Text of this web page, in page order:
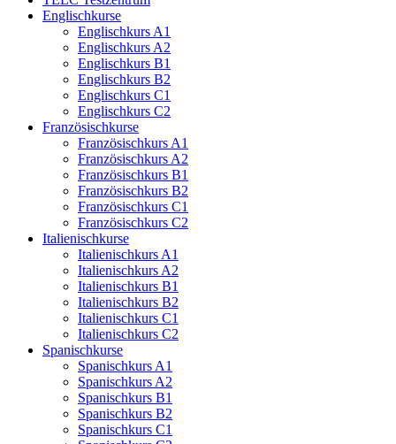
Englischkurse
Englischkurs A1
Englischkurs A2
Englischkurs B1
Englischkurs B2
Englischkurs C1
Englischkurs C2
Französischkurse
Französischkurs A1
Französischkurs A2
Französischkurs B1
Französischkurs B2
Französischkurs C1
Französischkurs C2
Italienischkurse
Italienischkurs A1
Italienischkurs A2
Italienischkurs B1
Italienischkurs B2
Italienischkurs C1
Italienischkurs C2
Spanischkurse
Spanischkurs A1
Spanischkurs A2
Spanischkurs B1
Spanischkurs B2
Spanischkurs C1